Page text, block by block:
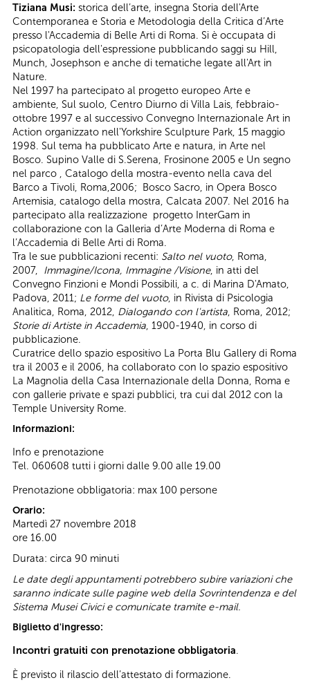
Tiziana Musi: storica dell’arte, insegna Storia dell'Arte
Contemporanea e Storia e Metodologia della Critica d’Arte
presso l'Accademia di Belle Arti di Roma. Si è occupata di
psicopatologia dell'espressione pubblicando saggi su Hill,
Munch, Josephson e anche di tematiche legate all'Art in
Nature.
Nel 1997 ha partecipato al progetto europeo Arte e
ambiente, Sul suolo, Centro Diurno di Villa Lais, febbraio-
ottobre 1997 e al successivo Convegno Internazionale Art in
Action organizzato nell'Yorkshire Sculpture Park, 15 maggio
1998. Sul tema ha pubblicato Arte e natura, in Arte nel
Bosco. Supino Valle di S.Serena, Frosinone 2005 e Un segno
nel parco , Catalogo della mostra-evento nella cava del
Barco a Tivoli, Roma,2006; Bosco Sacro, in Opera Bosco
Artemisia, catalogo della mostra, Calcata 2007. Nel 2016 ha
partecipato alla realizzazione progetto InterGam in
collaborazione con la Galleria d’Arte Moderna di Roma e
l’Accademia di Belle Arti di Roma.
Tra le sue pubblicazioni recenti: Salto nel vuoto, Roma,
2007, Immagine/Icona, Immagine /Visione, in atti del
Convegno Finzioni e Mondi Possibili, a c. di Marina D'Amato,
Padova, 2011; Le forme del vuoto, in Rivista di Psicologia
Analitica, Roma, 2012, Dialogando con l'artista , Roma, 2012;
Storie di Artiste in Accademia , 1900-1940, in corso di
pubblicazione.
Curatrice dello spazio espositivo La Porta Blu Gallery di Roma
tra il 2003 e il 2006, ha collaborato con lo spazio espositivo
La Magnolia della Casa Internazionale della Donna, Roma e
con gallerie private e spazi pubblici, tra cui dal 2012 con la
Temple University Rome.
Informazioni:
Info e prenotazione
Tel. 060608 tutti i giorni dalle 9.00 alle 19.00
Prenotazione obbligatoria: max 100 persone
Orario:
Martedì 27 novembre 2018
ore 16.00
Durata: circa 90 minuti
Le date degli appuntamenti potrebbero subire variazioni che
saranno indicate sulle pagine web della Sovrintendenza e del
Sistema Musei Civici e comunicate tramite e-mail.
Biglietto d'ingresso:
Incontri gratuiti con prenotazione obbligatoria.
È previsto il rilascio dell’attestato di formazione.